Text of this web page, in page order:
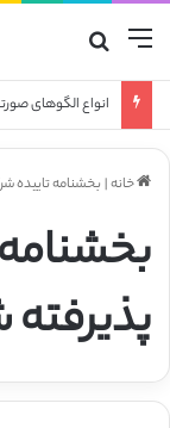
منو
انواع الگوهای
خانه| بخشنامه تاییده